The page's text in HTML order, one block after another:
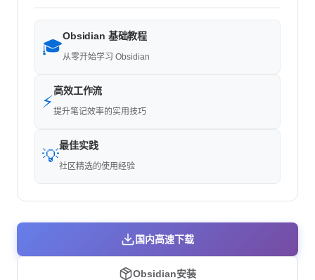
🎓
Obsidian 基础教程
从零开始学习 Obsidian
⚡
高效工作流
提升笔记效率的实用技巧
💡
最佳实践
社区精选的使用经验
国内高速下载
Obsidian安装